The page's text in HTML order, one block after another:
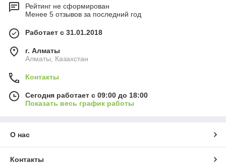
Рейтинг не сформирован
Менее 5 отзывов за последний год
Работает с 31.01.2018
г. Алматы
Алматы, Казахстан
Контакты
Сегодня работает с 09:00 до 18:00
Показать весь график работы
О нас
Контакты